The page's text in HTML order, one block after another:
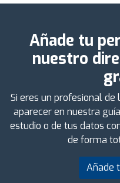
Añade tu
nuestro
Si eres un profesional
aparecer en nuestra
estudio o de tus datos
de forma
Añade